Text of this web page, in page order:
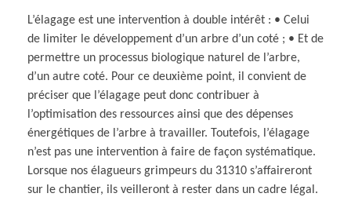
L’élagage est une intervention à double intérêt : • Celui
de limiter le développement d’un arbre d’un coté ; • Et de
permettre un processus biologique naturel de l’arbre,
d’un autre coté. Pour ce deuxième point, il convient de
préciser que l’élagage peut donc contribuer à
l’optimisation des ressources ainsi que des dépenses
énergétiques de l’arbre à travailler. Toutefois, l’élagage
n’est pas une intervention à faire de façon systématique.
Lorsque nos élagueurs grimpeurs du 31310 s’affaireront
sur le chantier, ils veilleront à rester dans un cadre légal.